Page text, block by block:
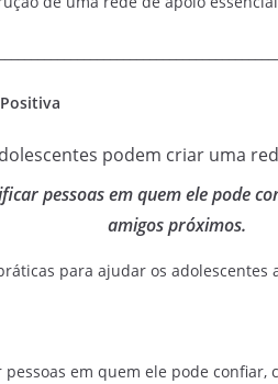
pessoas em quem ele pode
amigos próximos.
para ajudar os adolescentes
em quem ele pode confiar,